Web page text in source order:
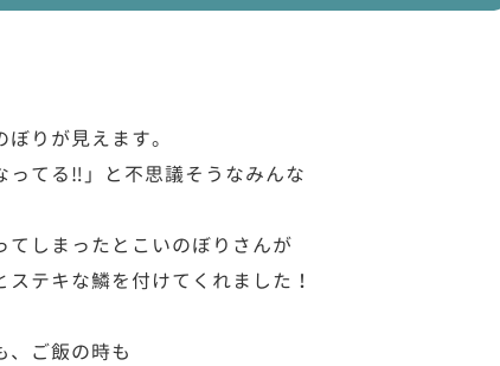
りが見えます。
てる‼」と不思議そうなみんな
しまったとこいのぼりさんが
テキな鱗を付けてくれました！
、ご飯の時も